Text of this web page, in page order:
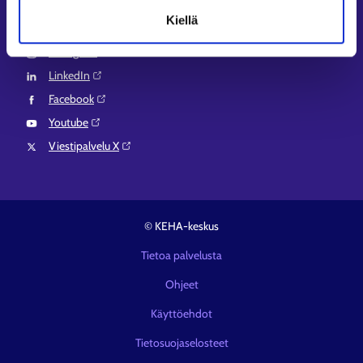
Kiellä
LinkedIn⁠
Facebook⁠
Youtube⁠
Viestipalvelu X⁠
© KEHA-keskus
Tietoa palvelusta
Ohjeet
Käyttöehdot
Tietosuojaselosteet